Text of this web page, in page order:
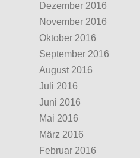
Dezember 2016
November 2016
Oktober 2016
September 2016
August 2016
Juli 2016
Juni 2016
Mai 2016
März 2016
Februar 2016